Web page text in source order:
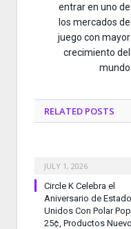
entrar en uno de
los mercados de
juego con mayor
crecimiento del
mundo
RELATED POSTS
JULY 1, 2026
Circle K Celebra el
Aniversario de
Unidos Con Polar
25¢, Productos